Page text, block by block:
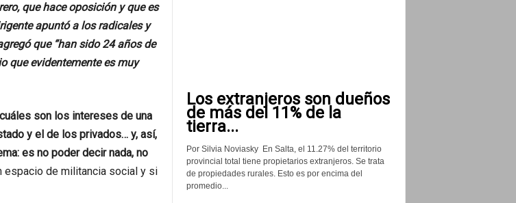
que hace oposición y que es
apuntó a los radicales y
que “han sido 24 años de
que evidentemente es muy
son los intereses de una
y el de los privados… y, así,
es no poder decir nada, no
espacio de militancia social y si
Los extranjeros son dueños
de más del 11% de la
tierra...
Por Silvia Noviasky En Salta, el 11.27% del territorio
provincial total tiene propietarios extranjeros. Se trata
de propiedades rurales. Esto es por encima del
promedio...